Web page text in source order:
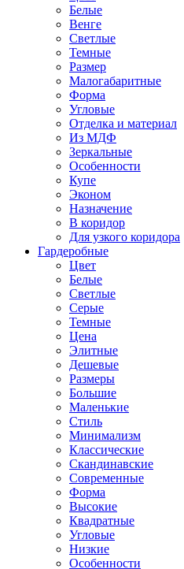
Белые
Венге
Светлые
Темные
Размер
Малогабаритные
Форма
Угловые
Отделка и материал
Из МДФ
Зеркальные
Особенности
Купе
Эконом
Назначение
В коридор
Для узкого коридора
Гардеробные
Цвет
Белые
Светлые
Серые
Темные
Цена
Элитные
Дешевые
Размеры
Большие
Маленькие
Стиль
Минимализм
Классические
Скандинавские
Современные
Форма
Высокие
Квадратные
Угловые
Низкие
Особенности